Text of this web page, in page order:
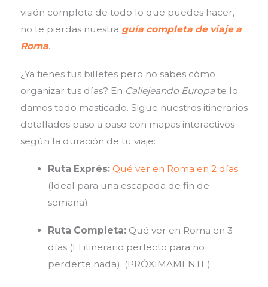
visión completa de todo lo que puedes hacer,
no te pierdas nuestra guía completa de viaje a
Roma.
¿Ya tienes tus billetes pero no sabes cómo
organizar tus días? En Callejeando Europate lo
damos todo masticado. Sigue nuestros itinerarios
detallados paso a paso con mapas interactivos
según la duración de tu viaje:
Ruta Exprés: Qué ver en Roma en 2 días
(Ideal para una escapada de fin de
semana).
Ruta Completa: Qué ver en Roma en 3
días (El itinerario perfecto para no
perderte nada). (PRÓXIMAMENTE)